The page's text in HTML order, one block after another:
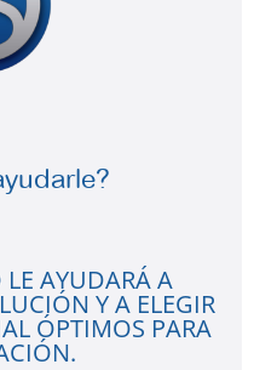
AYUDARÁ A
Y A ELEGIR
ÓPTIMOS PARA